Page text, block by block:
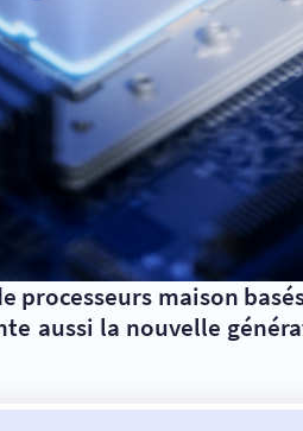
maison
aussi la nouvelle